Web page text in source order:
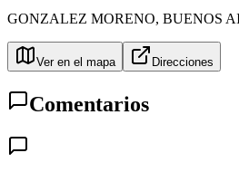
GONZALEZ MORENO, BUENOS
Ver en el mapa Direcciones
Comentarios